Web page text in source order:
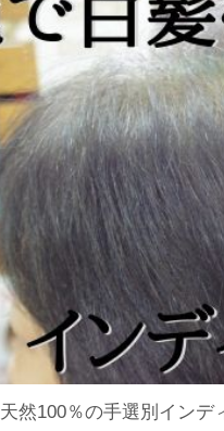
天然100％の手選別インデ